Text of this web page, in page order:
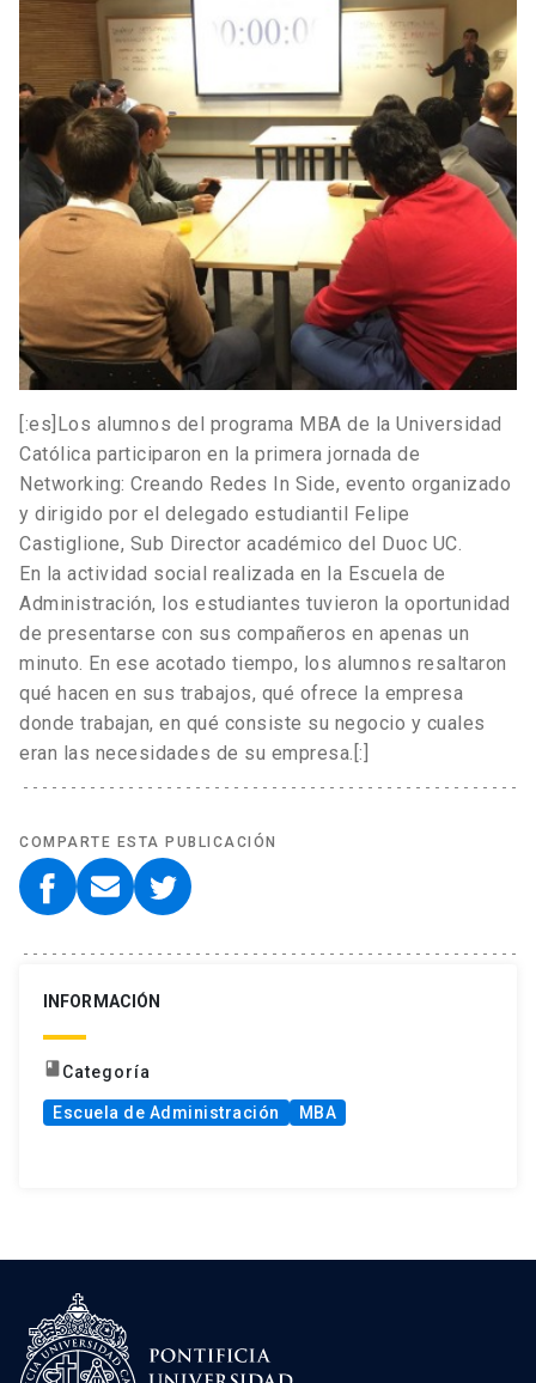
[:es]Los alumnos del programa MBA de la Universidad
Católica participaron en la primera jornada de
Networking: Creando Redes In Side, evento organizado
y dirigido por el delegado estudiantil Felipe
Castiglione, Sub Director académico del Duoc UC.
En la actividad social realizada en la Escuela de
Administración, los estudiantes tuvieron la oportunidad
de presentarse con sus compañeros en apenas un
minuto. En ese acotado tiempo, los alumnos resaltaron
qué hacen en sus trabajos, qué ofrece la empresa
donde trabajan, en qué consiste su negocio y cuales
eran las necesidades de su empresa.[:]
COMPARTE ESTA PUBLICACIÓN
INFORMACIÓN
book Categoría
Escuela de Administración MBA